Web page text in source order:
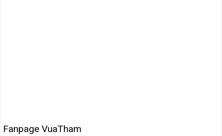
Fanpage VuaTham